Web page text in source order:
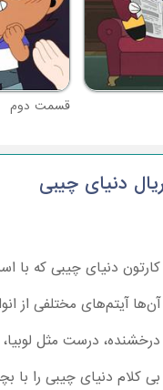
قسمت دوم
دنیای چیبی
کارتون دنیای چیبی که
آن‌ها آیتم‌های مختلفی از
درخشنده، درست مثل
بی کلام دنیای چیبی را با